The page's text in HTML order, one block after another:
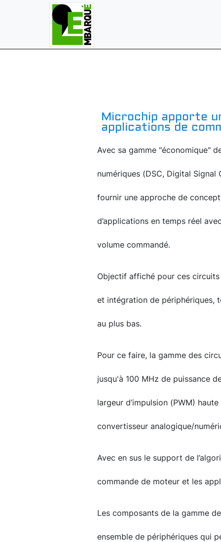
Microchip apporte
applications de
Avec sa gamme "économique"
numériques (DSC, Digital
fournir une approche de
d’applications en temps réel
volume commandé.
Objectif affiché pour ces
et intégration de périphériques,
au plus bas.
Pour ce faire, la gamme des
jusqu'à 100 MHz de puissance
largeur d’impulsion (PWM)
convertisseur analogique/
Avec en sus le support de
commande de moteur et les
Les composants de la gamme
ensemble de périphériques qui